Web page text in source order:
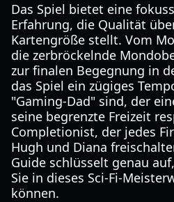
Das Spiel bietet eine
Erfahrung, die Qualität
Kartengröße stellt. Vom
die zerbröckelnde
zur finalen Begegnung in
das Spiel ein zügiges
"Gaming-Dad" sind, der
seine begrenzte Freizeit
Completionist, der jedes
Hugh und Diana
Guide schlüsselt genau
Sie in dieses Sci-Fi-
können.